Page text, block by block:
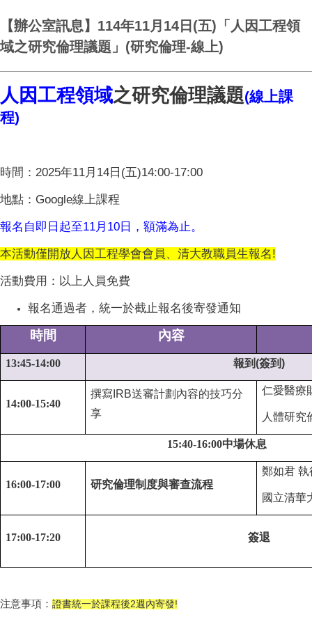
【辦公室訊息】114年11月14日(五)「人因工程領
域之研究倫理議題」(研究倫理-線上)
人因工程領域之研究倫理議題(線上課
程)
時間：2025年11月14日(五)14:00-17:00
地點：Google線上課程
報名自即日起至11月10日，額滿為止。
本活動僅開放人因工程學會會員、清大教職員生報名!
活動費用：以上人員免費
報名通過者，統一於截止報名後寄發通知
時間 內容
13:45-14:00 報到(簽到)
14:00-15:40
撰寫IRB送審計劃內容的技巧分
享
仁愛醫療
人體研究
15:40-16:00中場休息
16:00-17:00 研究倫理制度與審查流程
鄭如君 執
國立清華
17:00-17:20 簽退
注意事項：證書統一於課程後2週內寄發!